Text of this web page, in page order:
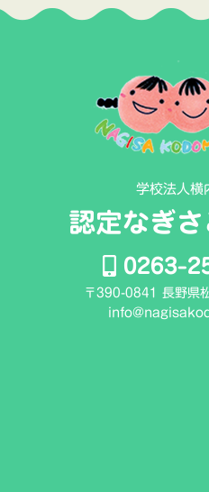
学校法人横
認定なぎさ
0263-
〒390-0841 長野県